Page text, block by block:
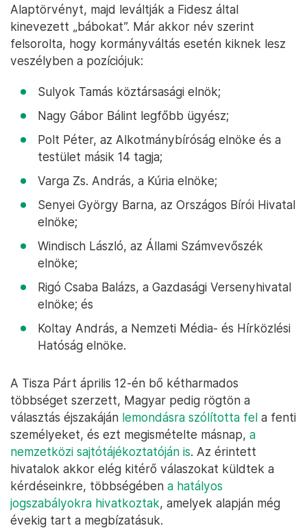
Alaptörvényt, majd leváltják a Fidesz által
kinevezett „bábokat”. Már akkor név szerint
felsorolta, hogy kormányváltás esetén kiknek lesz
veszélyben a pozíciójuk:
Sulyok Tamás köztársasági elnök;
Nagy Gábor Bálint legfőbb ügyész;
Polt Péter, az Alkotmánybíróság elnöke és a
testület másik 14 tagja;
Varga Zs. András, a Kúria elnöke;
Senyei György Barna, az Országos Bírói Hivatal
elnöke;
Windisch László, az Állami Számvevőszék
elnöke;
Rigó Csaba Balázs, a Gazdasági Versenyhivatal
elnöke; és
Koltay András, a Nemzeti Média- és Hírközlési
Hatóság elnöke.
A Tisza Párt április 12-én bő kétharmados
többséget szerzett, Magyar pedig rögtön a
választás éjszakáján lemondásra szólította fel a fenti
személyeket, és ezt megismételte másnap, a
nemzetközi sajtótájékoztatóján is. Az érintett
hivatalok akkor elég kitérő válaszokat küldtek a
kérdéseinkre, többségében a hatályos
jogszabályokra hivatkoztak, amelyek alapján még
évekig tart a megbízatásuk.